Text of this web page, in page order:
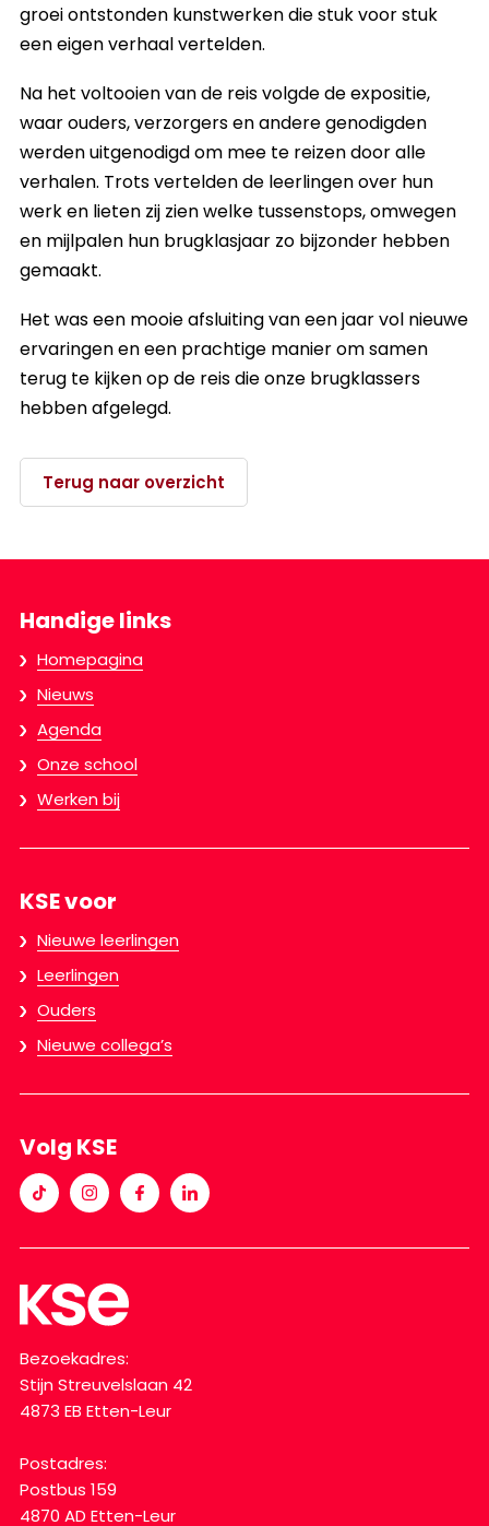
groei ontstonden kunstwerken die stuk voor stuk
een eigen verhaal vertelden.
Na het voltooien van de reis volgde de expositie,
waar ouders, verzorgers en andere genodigden
werden uitgenodigd om mee te reizen door alle
verhalen. Trots vertelden de leerlingen over hun
werk en lieten zij zien welke tussenstops, omwegen
en mijlpalen hun brugklasjaar zo bijzonder hebben
gemaakt.
Het was een mooie afsluiting van een jaar vol nieuwe
ervaringen en een prachtige manier om samen
terug te kijken op de reis die onze brugklassers
hebben afgelegd.
Terug naar overzicht
Handige links
Homepagina
Nieuws
Agenda
Onze school
Werken bij
KSE voor
Nieuwe leerlingen
Leerlingen
Ouders
Nieuwe collega’s
Volg KSE
Bezoekadres:
Stijn Streuvelslaan 42
4873 EB Etten-Leur
Postadres:
Postbus 159
4870 AD Etten-Leur